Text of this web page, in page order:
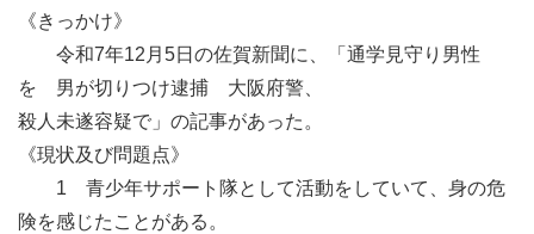
《きっかけ》
令和7年12月5日の佐賀新聞に、「通学見守り男性
を 男が切りつけ逮捕 大阪府警、
殺人未遂容疑で」の記事があった。
《現状及び問題点》
1 青少年サポート隊として活動をしていて、身の危
険を感じたことがある。